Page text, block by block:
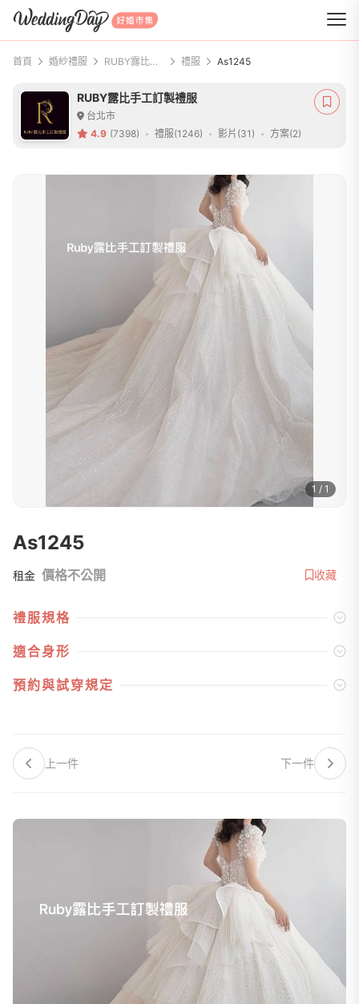
WeddingDay 好婚市集
首頁 婚紗禮服 RUBY露比手工訂製禮服 禮服 As1245
RUBY露比手工訂製禮服
台北市
4.9 (7398) 禮服(1246) 影片(31) 方案(2)
1 / 1
As1245
租金 價格不公開 收藏
禮服規格
適合身形
預約與試穿規定
上一件 下一件